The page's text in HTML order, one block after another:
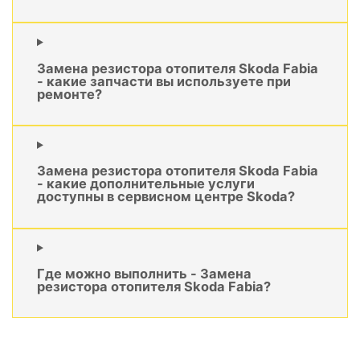
Замена резистора отопителя Skoda Fabia
- какие запчасти вы используете при
ремонте?
Замена резистора отопителя Skoda Fabia
- какие дополнительные услуги
доступны в сервисном центре Skoda?
Где можно выполнить - Замена
резистора отопителя Skoda Fabia?